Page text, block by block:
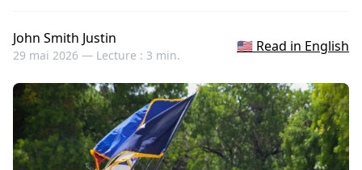
John Smith Justin
29 mai 2026 — Lecture : 3 min.
🇺🇸 Read in English